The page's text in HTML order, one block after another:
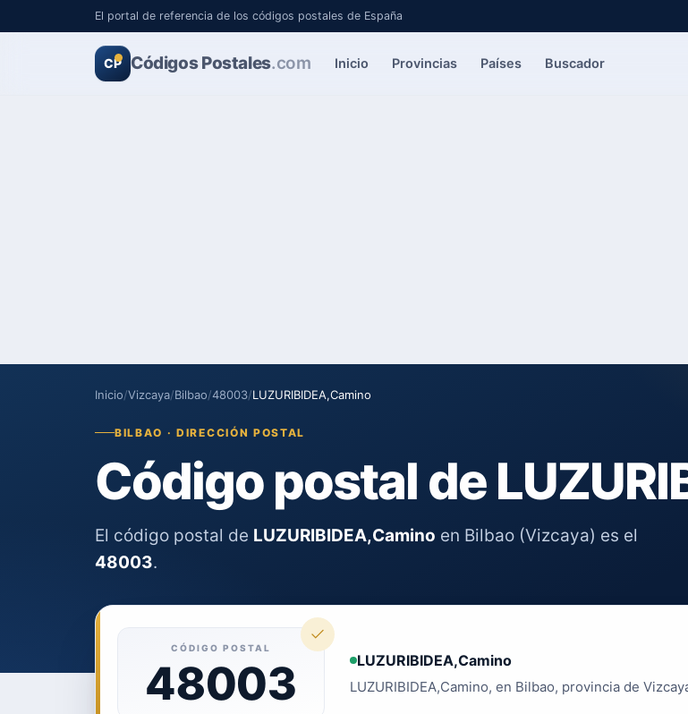
El portal de referencia de los códigos postales de España
CP Códigos Postales.com Inicio Provincias Países Buscador
Inicio/Vizcaya/Bilbao/48003/LUZURIBIDEA,Camino
BILBAO · DIRECCIÓN POSTAL
Código postal de
El código postal de LUZURIBIDEA,Camino en Bilbao (Vizcaya) es el
48003.
CÓDIGO POSTAL
48003 LUZURIBIDEA,Camino
LUZURIBIDEA,Camino, en Bilbao, provincia de